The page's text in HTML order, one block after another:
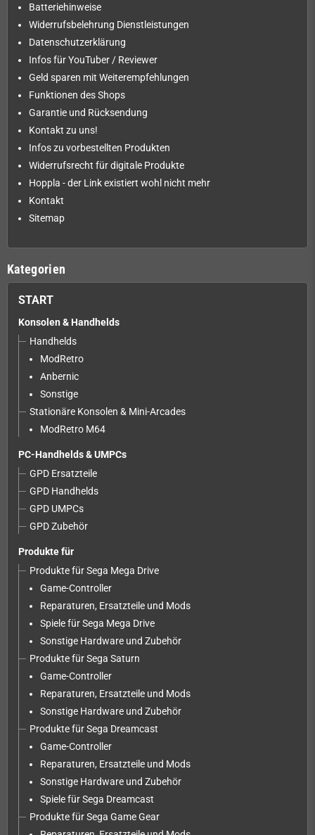
Batteriehinweise
Widerrufsbelehrung Dienstleistungen
Datenschutzerklärung
Infos für YouTuber / Reviewer
Geld sparen mit Weiterempfehlungen
Funktionen des Shops
Garantie und Rücksendung
Kontakt zu uns!
Infos zu vorbestellten Produkten
Widerrufsrecht für digitale Produkte
Hoppla - der Link existiert wohl nicht mehr
Kontakt
Sitemap
Kategorien
START
Konsolen & Handhelds
Handhelds
ModRetro
Anbernic
Sonstige
Stationäre Konsolen & Mini-Arcades
ModRetro M64
PC-Handhelds & UMPCs
GPD Ersatzteile
GPD Handhelds
GPD UMPCs
GPD Zubehör
Produkte für
Produkte für Sega Mega Drive
Game-Controller
Reparaturen, Ersatzteile und Mods
Spiele für Sega Mega Drive
Sonstige Hardware und Zubehör
Produkte für Sega Saturn
Game-Controller
Reparaturen, Ersatzteile und Mods
Sonstige Hardware und Zubehör
Produkte für Sega Dreamcast
Game-Controller
Reparaturen, Ersatzteile und Mods
Sonstige Hardware und Zubehör
Spiele für Sega Dreamcast
Produkte für Sega Game Gear